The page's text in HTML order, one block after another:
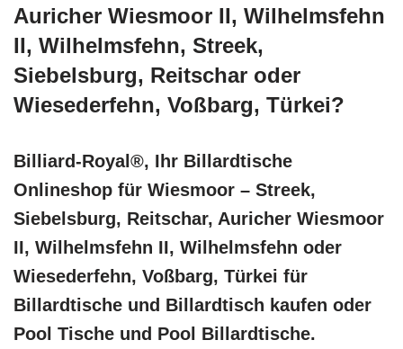
Auricher Wiesmoor II, Wilhelmsfehn
II, Wilhelmsfehn, Streek,
Siebelsburg, Reitschar oder
Wiesederfehn, Voßbarg, Türkei?
Billiard-Royal®, Ihr Billardtische
Onlineshop für Wiesmoor – Streek,
Siebelsburg, Reitschar, Auricher Wiesmoor
II, Wilhelmsfehn II, Wilhelmsfehn oder
Wiesederfehn, Voßbarg, Türkei für
Billardtische und Billardtisch kaufen oder
Pool Tische und Pool Billardtische.